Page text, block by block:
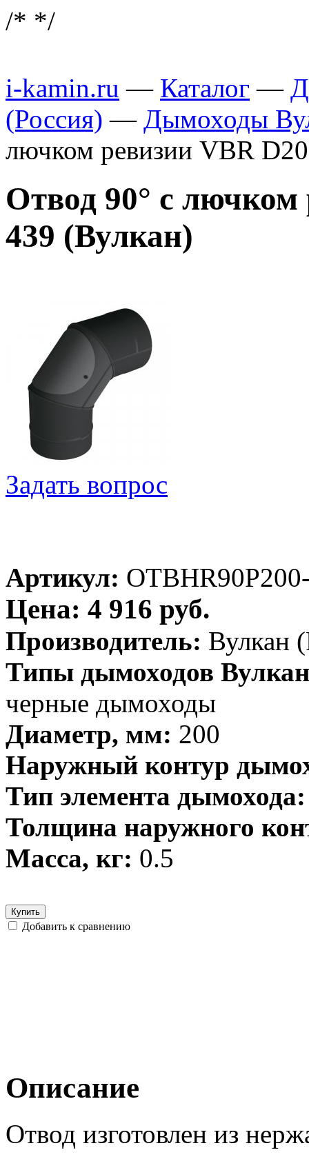
/* */
i-kamin.ru — Каталог —
(Россия) — Дымоходы
лючком ревизии VBR
Отвод 90° с
439 (Вулкан)
Задать вопрос
Артикул:
Цена: 4 916 руб.
Производитель: Вулкан
Типы дымоходов
черные дымоходы
Диаметр, мм: 200
Наружный контур
Тип элемента дымохода:
Толщина наружного
Масса, кг: 0.5
Купить
Добавить к сравнению
Описание
Отвод изготовлен из